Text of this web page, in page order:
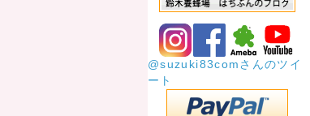
@suzuki83comさんのツイ
ート